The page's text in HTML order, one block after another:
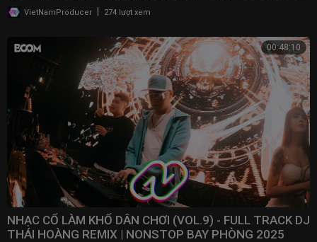
VietNamProducer 274 lượt xem
00:48:10
NHẠC CỔ LÀM KHỔ DÂN CHƠI (VOL.9) - FULL TRACK DJ
THÁI HOÀNG REMIX | NONSTOP BAY PHÒNG 2025